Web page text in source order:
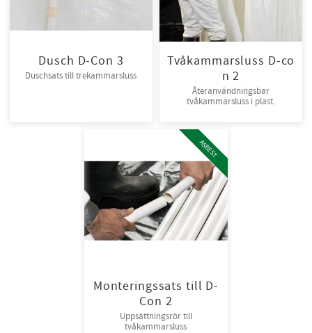
Dusch D-Con 3
Duschsats till trekammarsluss
Tvåkammarsluss D-co
n 2
Återanvändningsbar
tvåkammarsluss i plast.
Monteringssats till D-
Con 2
Uppsättningsrör till
tvåkammarsluss
ASBEST